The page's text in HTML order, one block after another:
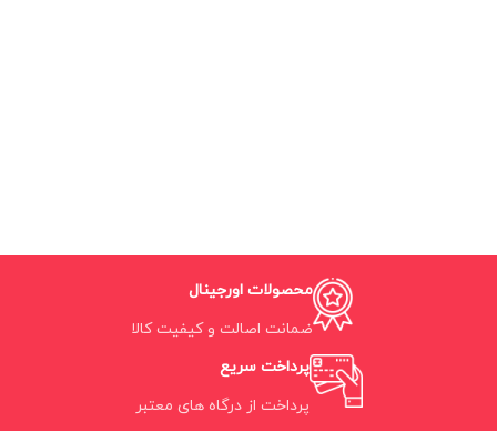
محصولات اورجینال
ضمانت اصالت و کیفیت کالا
پرداخت سریع
پرداخت از درگاه های معتبر